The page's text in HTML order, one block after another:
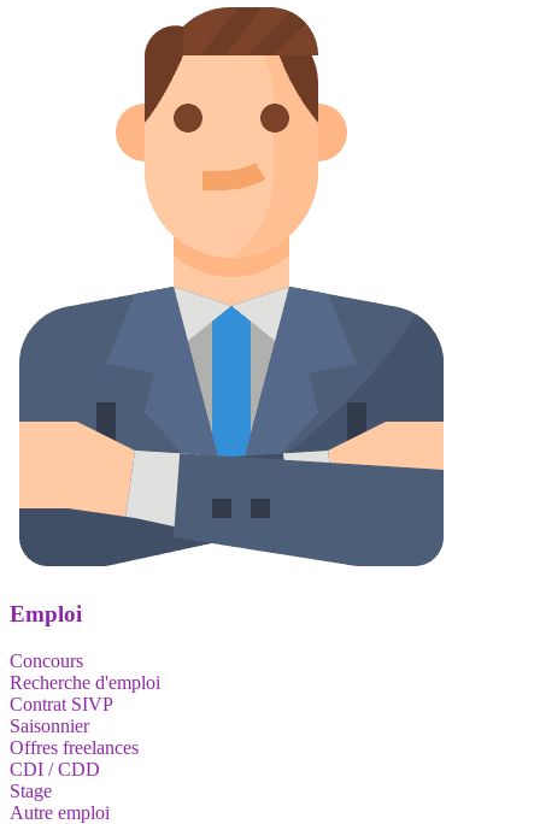
Emploi
Concours
Recherche d'emploi
Contrat SIVP
Saisonnier
Offres freelances
CDI / CDD
Stage
Autre emploi